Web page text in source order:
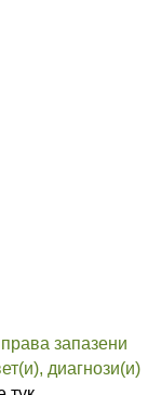
запазени
диагнози(и)